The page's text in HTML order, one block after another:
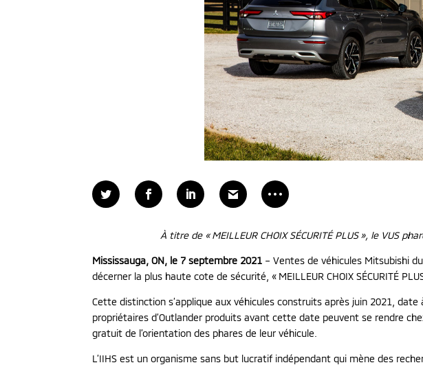
À titre de « MEILLEUR CHOIX SÉCURITÉ PLUS », le VUS
Mississauga, ON, le 7 septembre 2021 – Ventes de véhicules Mitsubishi
décerner la plus haute cote de sécurité, « MEILLEUR CHOIX SÉCURITÉ
Cette distinction s’applique aux véhicules construits après juin 2021,
propriétaires d’Outlander produits avant cette date peuvent se rendre
gratuit de l’orientation des phares de leur véhicule.
L’IIHS est un organisme sans but lucratif indépendant qui mène des